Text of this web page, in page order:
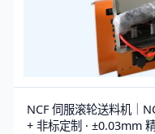
NCF 伺服滚轮送料机｜
+ 非标定制 · ±0.03mm